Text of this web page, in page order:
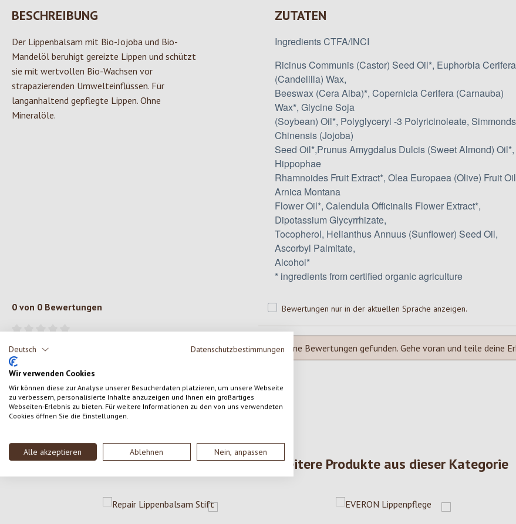
Deutsch Datenschutzbestimmungen
Wir verwenden Cookies
Wir können diese zur Analyse unserer Besucherdaten platzieren, um unsere Webseite
zu verbessern, personalisierte Inhalte anzuzeigen und Ihnen ein großartiges
Webseiten-Erlebnis zu bieten. Für weitere Informationen zu den von uns verwendeten
Cookies öffnen Sie die Einstellungen.
Alle akzeptieren Ablehnen Nein, anpassen
BESCHREIBUNG
Der Lippenbalsam mit Bio-Jojoba und Bio-
Mandelöl beruhigt gereizte Lippen und schützt
sie mit wertvollen Bio-Wachsen vor
strapazierenden Umwelteinflüssen. Für
langanhaltend gepflegte Lippen. Ohne
Mineralöle.
ZUTATEN
Ingredients CTFA/INCI
Ricinus Communis (Castor) Seed Oil*, Euphorbia Cerifera
(Candelilla) Wax,
Beeswax (Cera Alba)*, Copernicia Cerifera (Carnauba)
Wax*, Glycine Soja
(Soybean) Oil*, Polyglyceryl -3 Polyricinoleate,
Chinensis (Jojoba)
Seed Oil*,Prunus Amygdalus Dulcis (Sweet Almond) Oil*,
Hippophae
Rhamnoides Fruit Extract*, Olea Europaea (Olive) Fruit
Arnica Montana
Flower Oil*, Calendula Officinalis Flower Extract*,
Dipotassium Glycyrrhizate,
Tocopherol, Helianthus Annuus (Sunflower) Seed Oil,
Ascorbyl Palmitate,
Alcohol*
* ingredients from certified organic agriculture
0 von 0 Bewertungen
Durchschnittliche Bewertung von 0 von 5 Sternen
Gib eine Bewertung ab!
Teile deine Erfahrungen mit dem Produkt mit anderen
SCHREIBE EINE BEWERTUNG
Bewertungen nur in der aktuellen Sprache anzeigen.
Keine Bewertungen gefunden. Gehe voran und teile deine
Weitere Produkte aus dieser Kategorie